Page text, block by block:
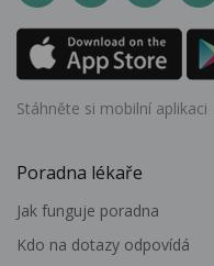
Stáhněte si mobilní aplikaci
Poradna lékaře
Jak funguje poradna
Kdo na dotazy odpovídá